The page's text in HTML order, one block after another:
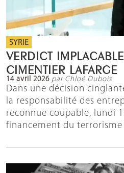
SYRIE
VERDICT
CIMENTIER LAFARGE
14 avril 2026 par Chloé Dubois
Dans une décision
la responsabilité des
reconnue coupable, lundi
financement du terrorisme